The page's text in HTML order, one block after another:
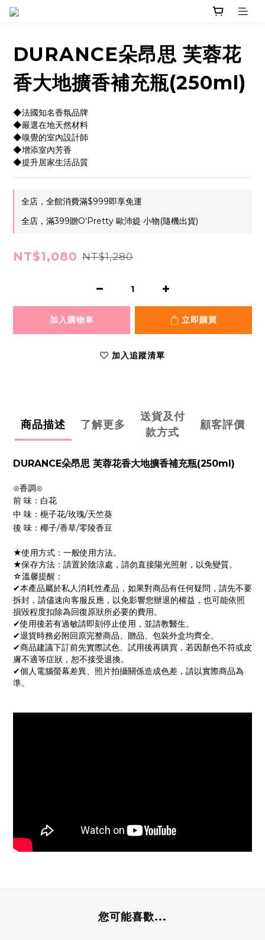
DURANCE朵昂思 芙蓉花
香大地擴香補充瓶(250ml)
◆法國知名香氛品牌
◆嚴選在地天然材料
◆嗅覺的室內設計師
◆增添室內芳香
◆提升居家生活品質
全店，全館消費滿$999即享免運
全店，滿399贈O'Pretty 歐沛媞 小物(隨機出貨)
NT$1,080 NT$1,280
加入購物車 立即購買
加入追蹤清單
商品描述 了解更多
送貨及付
款方式
顧客評價
DURANCE朵昂思 芙蓉花香大地擴香補充瓶(250ml)
⊙香調⊙
前 味： 白花
中 味： 梔子花/玫瑰/天竺葵
後 味： 椰子/香草/零陵香豆
★使用方式：一般使用方法。
★保存方法：請置於陰涼處，請勿直接陽光照射，以免變質。
☆溫馨提醒：
✔本產品屬於私人消耗性產品，如果對商品有任何疑問，請先不要
拆封，請儘速向客服反應，以免影響您辦退的權益，也可能依照
損毀程度扣除為回復原狀所必要的費用。
✔使用後若有過敏請即刻停止使用，並請教醫生。
✔退貨時務必附回原完整商品、贈品、包裝外盒均齊全。
✔商品建議下訂前先實際試色、試用後再購買，若因顏色不符或皮
膚不適等症狀，恕不接受退換。
✔個人電腦螢幕差異、照片拍攝關係造成色差，請以實際商品為
準。
您可能喜歡...